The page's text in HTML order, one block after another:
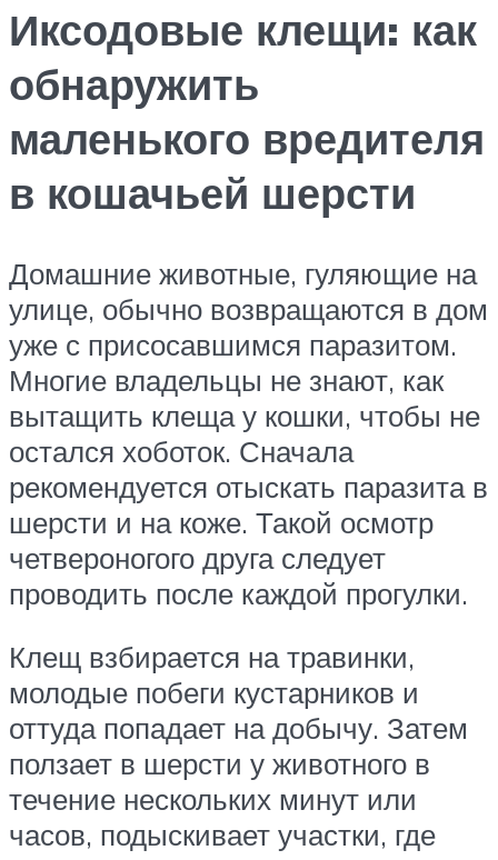
Иксодовые клещи: как
обнаружить
маленького вредителя
в кошачьей шерсти
Домашние животные, гуляющие на
улице, обычно возвращаются в дом
уже с присосавшимся паразитом.
Многие владельцы не знают, как
вытащить клеща у кошки, чтобы не
остался хоботок. Сначала
рекомендуется отыскать паразита в
шерсти и на коже. Такой осмотр
четвероногого друга следует
проводить после каждой прогулки.
Клещ взбирается на травинки,
молодые побеги кустарников и
оттуда попадает на добычу. Затем
ползает в шерсти у животного в
течение нескольких минут или
часов, подыскивает участки, где